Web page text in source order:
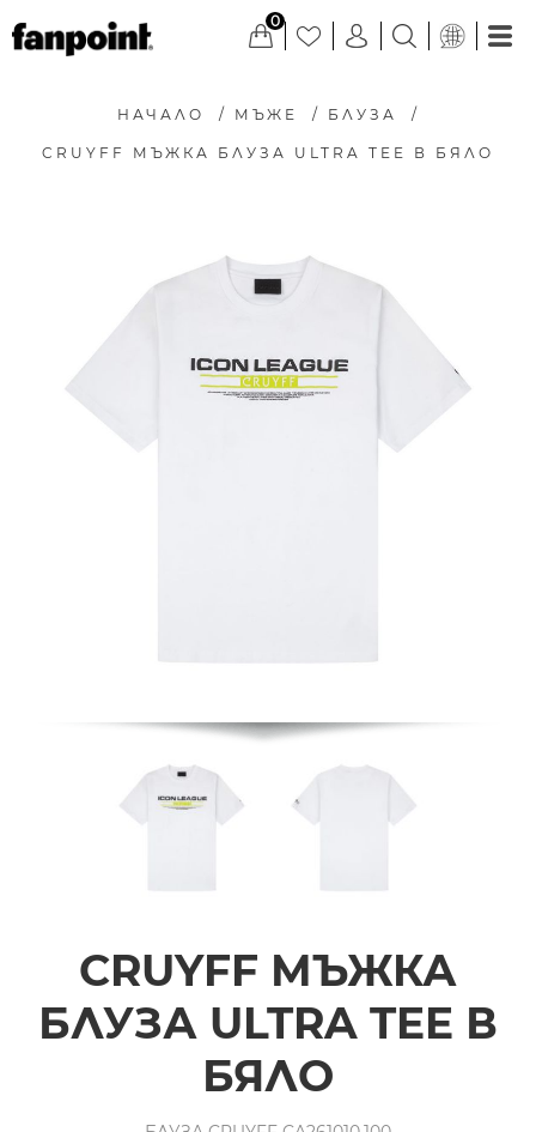
0
НАЧАЛО / МЪЖЕ / БЛУЗА /
CRUYFF МЪЖКА БЛУЗА ULTRA TEE В БЯЛО
CRUYFF МЪЖКА
БЛУЗА ULTRA TEE В
БЯЛО